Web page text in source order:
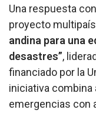
Una respuesta
proyecto multipaís
andina para una
desastres”,
financiado por la
iniciativa combina
emergencias con